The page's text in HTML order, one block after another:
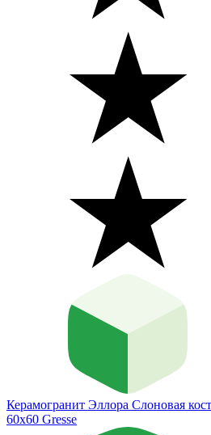
Керамогранит Эллора Слоновая
60х60 Gresse